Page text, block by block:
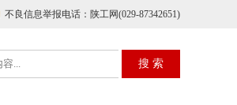
不良信息举报电话：陕工网(029-87342651)